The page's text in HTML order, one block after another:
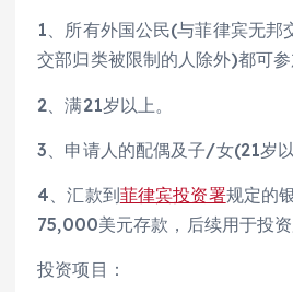
1、所有外国公民(与菲律宾无邦
交部归类被限制的人除外)都可参
2、满21岁以上。
3、申请人的配偶及子/女(21岁
4、汇款到菲律宾投资署规定的
75,000美元存款，后续用于投资
投资项目：